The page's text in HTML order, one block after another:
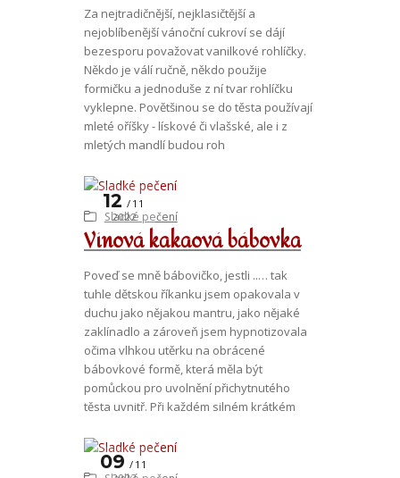
Za nejtradičnější, nejklasičtější a
nejoblíbenější vánoční cukroví se dájí
bezesporu považovat vanilkové rohlíčky.
Někdo je válí ručně, někdo použije
formičku a jednoduše z ní tvar rohlíčku
vyklepne. Povětšinou se do těsta používají
mleté oříšky - lískové či vlašské, ale i z
mletých mandlí budou roh
Vínová kakaová bábovka
12
11
2022
Sladké pečení
Poveď se mně bábovičko, jestli ..… tak
tuhle dětskou říkanku jsem opakovala v
duchu jako nějakou mantru, jako nějaké
zaklínadlo a zároveň jsem hypnotizovala
očima vlhkou utěrku na obrácené
bábovkové formě, která měla být
pomůckou pro uvolnění přichytnutého
těsta uvnitř. Při každém silném krátkém
09
11